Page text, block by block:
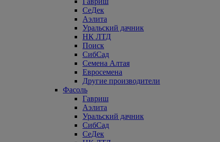
СеДек
Аэлита
Уральский дачник
НК ЛТД
Поиск
СибСад
Семена Алтая
Евросемена
Другие производители
Фасоль
Гавриш
Аэлита
Уральский дачник
СибСад
СеДек